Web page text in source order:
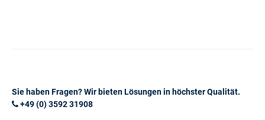
Sie haben Fragen? Wir bieten Lösungen in höchster Qualität.
+49 (0) 3592 31908